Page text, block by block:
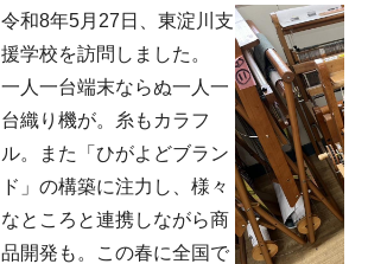
令和8年5月27日、東淀川支
援学校を訪問しました。
一人一台端末ならぬ一人一
台織り機が。糸もカラフ
ル。また「ひがよどブラン
ド」の構築に注力し、様々
なところと連携しながら商
品開発も。この春に全国で